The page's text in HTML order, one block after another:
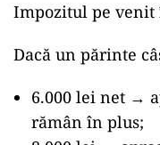
Impozitul pe venit
Dacă un părinte
6.000 lei net →
rămân în plus;